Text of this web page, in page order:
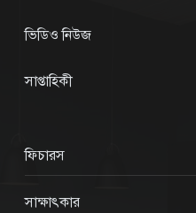
ভিডিও নিউজ
সাপ্তাহিকী
ফিচারস
সাক্ষাৎকার